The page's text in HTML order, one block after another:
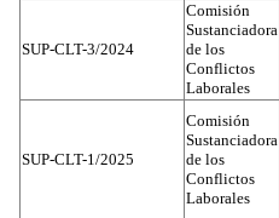
SUP-CLT-3/2024
Comisión
Sustanciadora
de los
Conflictos
Laborales
SUP-CLT-1/2025
Comisión
Sustanciadora
de los
Conflictos
Laborales